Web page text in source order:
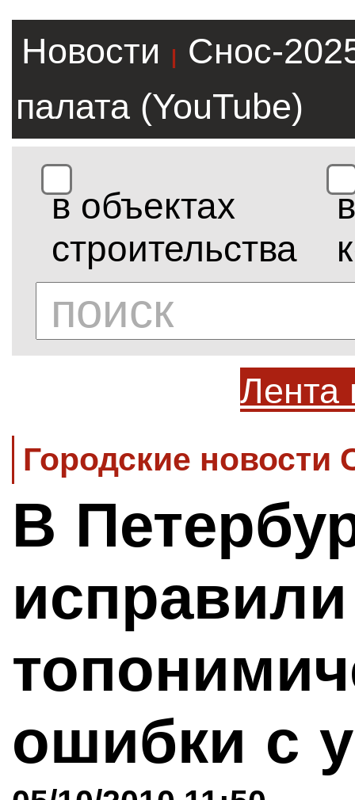
Новости |
Снос-
палата (YouTube)
в объектах
строительства
в
Лента
Городские новости
В
ошибки с